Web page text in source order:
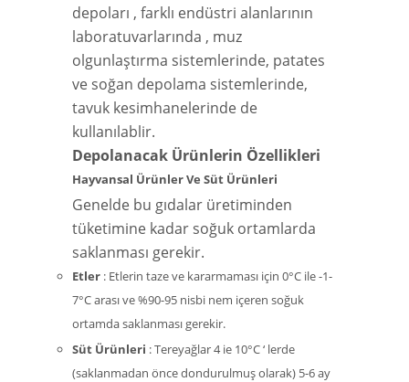
depoları , farklı endüstri alanlarının
laboratuvarlarında , muz
olgunlaştırma sistemlerinde, patates
ve soğan depolama sistemlerinde,
tavuk kesimhanelerinde de
kullanılablir.
Depolanacak Ürünlerin Özellikleri
Hayvansal Ürünler Ve Süt Ürünleri
Genelde bu gıdalar üretiminden
tüketimine kadar soğuk ortamlarda
saklanması gerekir.
Etler : Etlerin taze ve kararmaması için 0°C ile -1-
7°C arası ve %90-95 nisbi nem içeren soğuk
ortamda saklanması gerekir.
Süt Ürünleri : Tereyağlar 4 ie 10°C ‘ lerde
(saklanmadan önce dondurulmuş olarak) 5-6 ay